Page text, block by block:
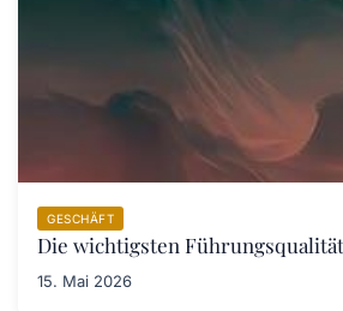
GESCHÄFT
Die wichtigsten
15. Mai 2026